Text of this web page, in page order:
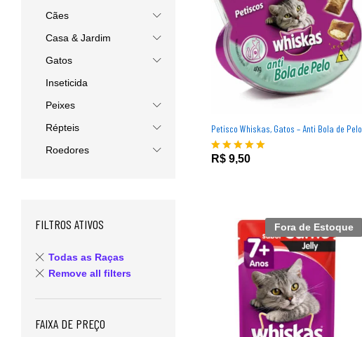
Petisco Whiskas, Gatos – Anti Bola de Pelo
Avaliação
R$9,50
R$9,50
Fora de Estoque
Cães
Casa & Jardim
Gatos
Inseticida
Peixes
Répteis
Roedores
FILTROS ATIVOS
Todas as Raças
Remove all filters
FAIXA DE PREÇO